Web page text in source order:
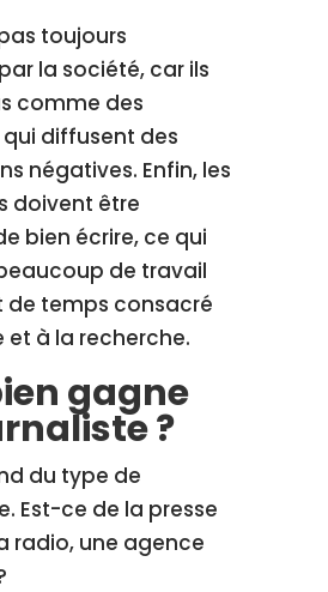
toujours
la société, car ils
comme des
diffusent des
négatives. Enfin, les
doivent être
bien écrire, ce qui
de travail
de temps consacré
et à la recherche.
gagne
?
du type de
Est-ce de la presse
radio, une agence